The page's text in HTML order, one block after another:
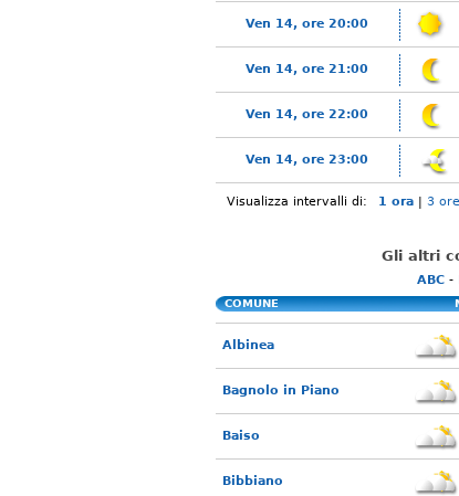
Ven 14, ore 20:00
Ven 14, ore 21:00
Ven 14, ore 22:00
Ven 14, ore 23:00
Visualizza intervalli di: 1 ora | 3 ore
Gli altri
ABC-
COMUNE
Albinea
Bagnolo in Piano
Baiso
Bibbiano